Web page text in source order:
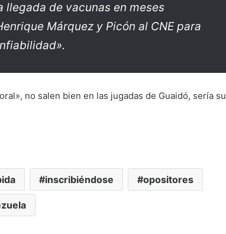
llegada de vacunas en meses
Márquez y Picón al CNE para
no salen bien en las jugadas de Guaidó, sería su
inscribiéndose opositores